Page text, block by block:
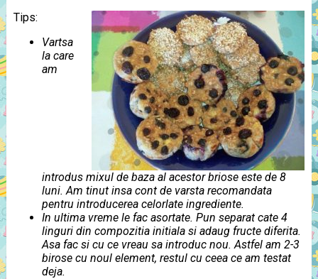
Tips:
Vartsa
la care
am
introdus mixul de baza al acestor briose este de 8
luni. Am tinut insa cont de varsta recomandata
pentru introducerea celorlate ingrediente.
In ultima vreme le fac asortate. Pun separat cate 4
linguri din compozitia initiala si adaug fructe diferita.
Asa fac si cu ce vreau sa introduc nou. Astfel am 2-3
birose cu noul element, restul cu ceea ce am testat
deja.